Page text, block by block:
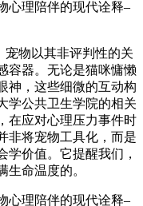
宠物以其非评判性的关
容器。无论是猫咪慵懒
神，这些细微的互动构
学公共卫生学院的相关
在应对心理压力事件时
非将宠物工具化，而是
学价值。它提醒我们，
命温度的。